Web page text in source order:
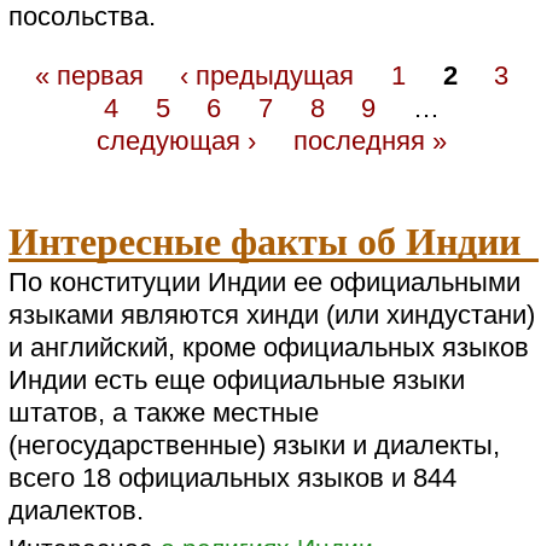
посольства.
« первая
‹ предыдущая 1 2
3
4
5 6 7 8 9
…
следующая ›
последняя »
Интересные факты об Индии
По конституции Индии ее официальными
языками являются хинди (или хиндустани)
и английский, кроме официальных языков
Индии есть еще официальные языки
штатов, а также местные
(негосударственные) языки и диалекты,
всего 18 официальных языков и 844
диалектов.